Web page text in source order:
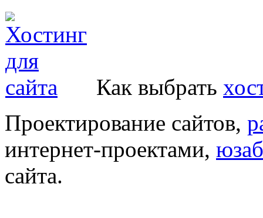
Как выбрать
Проектирование сайтов,
интернет-проектами,
сайта.